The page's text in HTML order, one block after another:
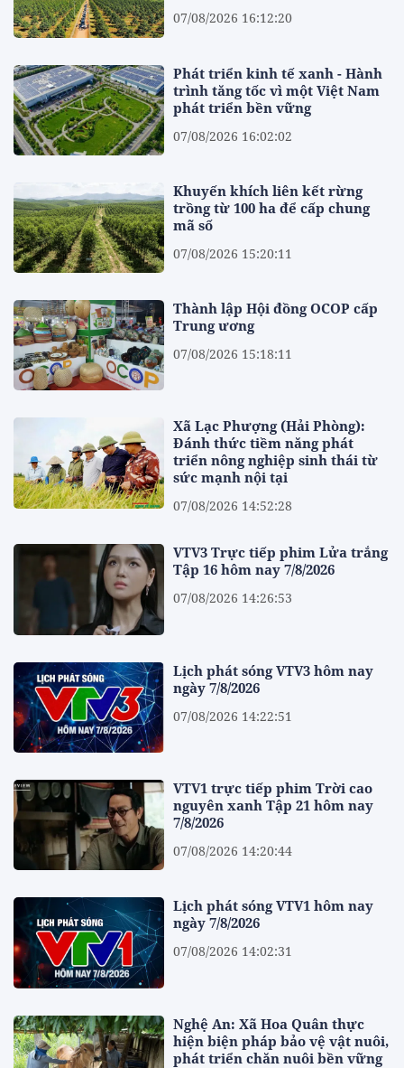
07/08/2026 16:12:20
Phát triển kinh tế xanh - Hành
trình tăng tốc vì một Việt Nam
phát triển bền vững
07/08/2026 16:02:02
Khuyến khích liên kết rừng
trồng từ 100 ha để cấp chung
mã số
07/08/2026 15:20:11
Thành lập Hội đồng OCOP cấp
Trung ương
07/08/2026 15:18:11
Xã Lạc Phượng (Hải Phòng):
Đánh thức tiềm năng phát
triển nông nghiệp sinh thái từ
sức mạnh nội tại
07/08/2026 14:52:28
VTV3 Trực tiếp phim Lửa trắng
Tập 16 hôm nay 7/8/2026
07/08/2026 14:26:53
Lịch phát sóng VTV3 hôm nay
ngày 7/8/2026
07/08/2026 14:22:51
VTV1 trực tiếp phim Trời cao
nguyên xanh Tập 21 hôm nay
7/8/2026
07/08/2026 14:20:44
Lịch phát sóng VTV1 hôm nay
ngày 7/8/2026
07/08/2026 14:02:31
Nghệ An: Xã Hoa Quân thực
hiện biện pháp bảo vệ vật nuôi,
phát triển chăn nuôi bền vững